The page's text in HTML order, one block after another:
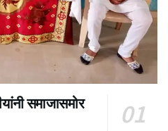
समाजासमोर